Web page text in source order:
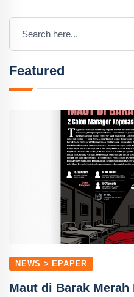
Featured
NEWS > EPAPER
Maut di Barak